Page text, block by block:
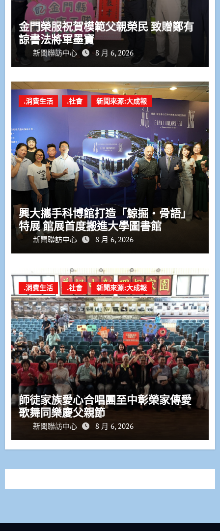
金門榮服祝賀模範父親榮民 致贈鄭有
諒書法將軍墨寶
新聞聯訪中心 8 月 6, 2026
.消費生活 .社會 新聞來源:大成報
興大攜手科博館打造「鯨掘・骨語」
特展 館展首度搬進大學圖書館
新聞聯訪中心 8 月 6, 2026
.消費生活 .社會 新聞來源:大成報
師徒家族愛心合唱團至中彰榮家傳愛
歌舞同樂慶父親節
新聞聯訪中心 8 月 6, 2026